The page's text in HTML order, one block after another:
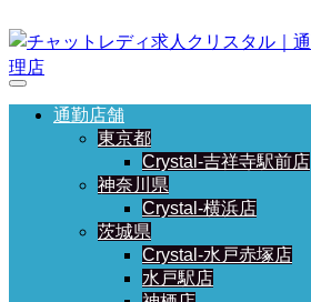
通勤店舗
東京都
Crystal-吉祥寺駅前店
神奈川県
Crystal-横浜店
茨城県
Crystal-水戸赤塚店
水戸駅店